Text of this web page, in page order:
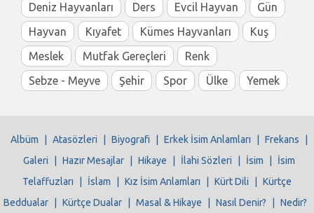
Deniz Hayvanları
Ders Evcil Hayvan
Gün
Hayvan
Kıyafet Kümes Hayvanları
Kuş
Meslek
Mutfak Gereçleri
Renk
Sebze - Meyve
Şehir Spor Ülke Yemek
Albüm Atasözleri Biyografi Erkek İsim Anlamları Frekans
Galeri
Hazır Mesajlar Hikaye İlahi Sözleri İsim
İsim
Telaffuzları
İslam Kız İsim Anlamları Kürt Dili
Kürtçe
Beddualar
Kürtçe Dualar Masal & Hikaye Nasıl Denir?
Nedir?